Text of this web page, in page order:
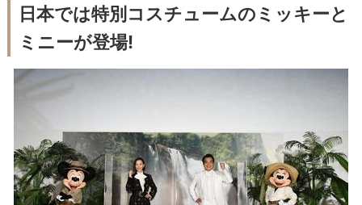
日本では特別コスチュームのミッキーと
ミニーが登場!